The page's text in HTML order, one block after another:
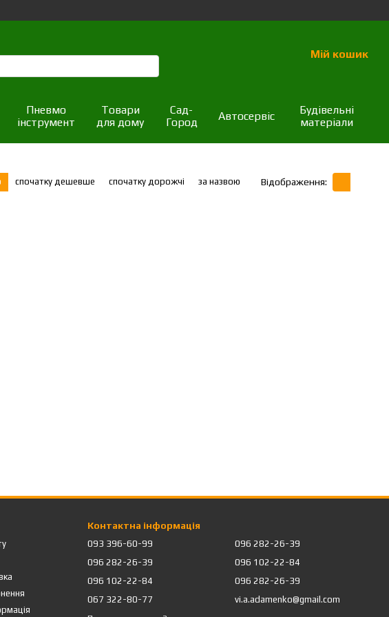
Мій кошик
Пневмо
інструмент
Товари
для дому
Сад-
Город
Автосервіс
Будівельні
матеріали
спочатку дешевше спочатку дорожчі за назвою Відображення:
Контактна інформація
093 396-60-99
096 282-26-39
096 102-22-84
067 322-80-77
096 282-26-39
096 102-22-84
096 282-26-39
vi.a.adamenko@gmail.com